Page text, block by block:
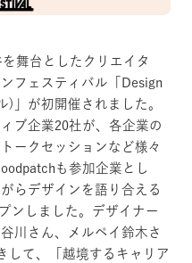
舞台としたクリエイタ
フェスティバル「Design
)」が初開催されました。
ブ企業20社が、各企業の
ークセッションなど様々
も参加企業とし
らデザインを語り合える
ンしました。デザイナー
川さん、メルペイ鈴木さ
して、「越境するキャリア